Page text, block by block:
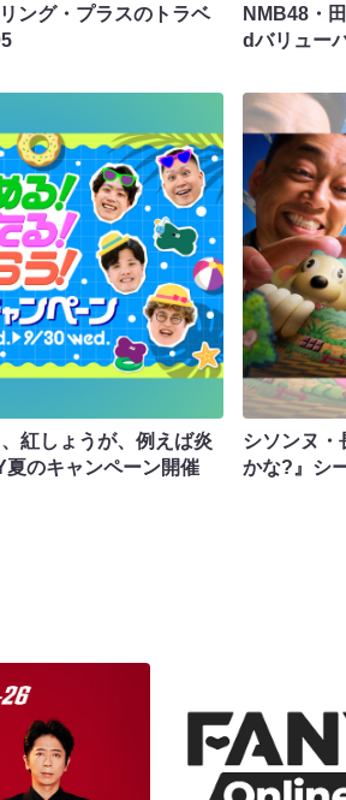
ング・プラスのトラベ
NMB48・
dバリュー
紅しょうが、例えば炎
のキャンペーン開催
シソンヌ・
かな?』シ